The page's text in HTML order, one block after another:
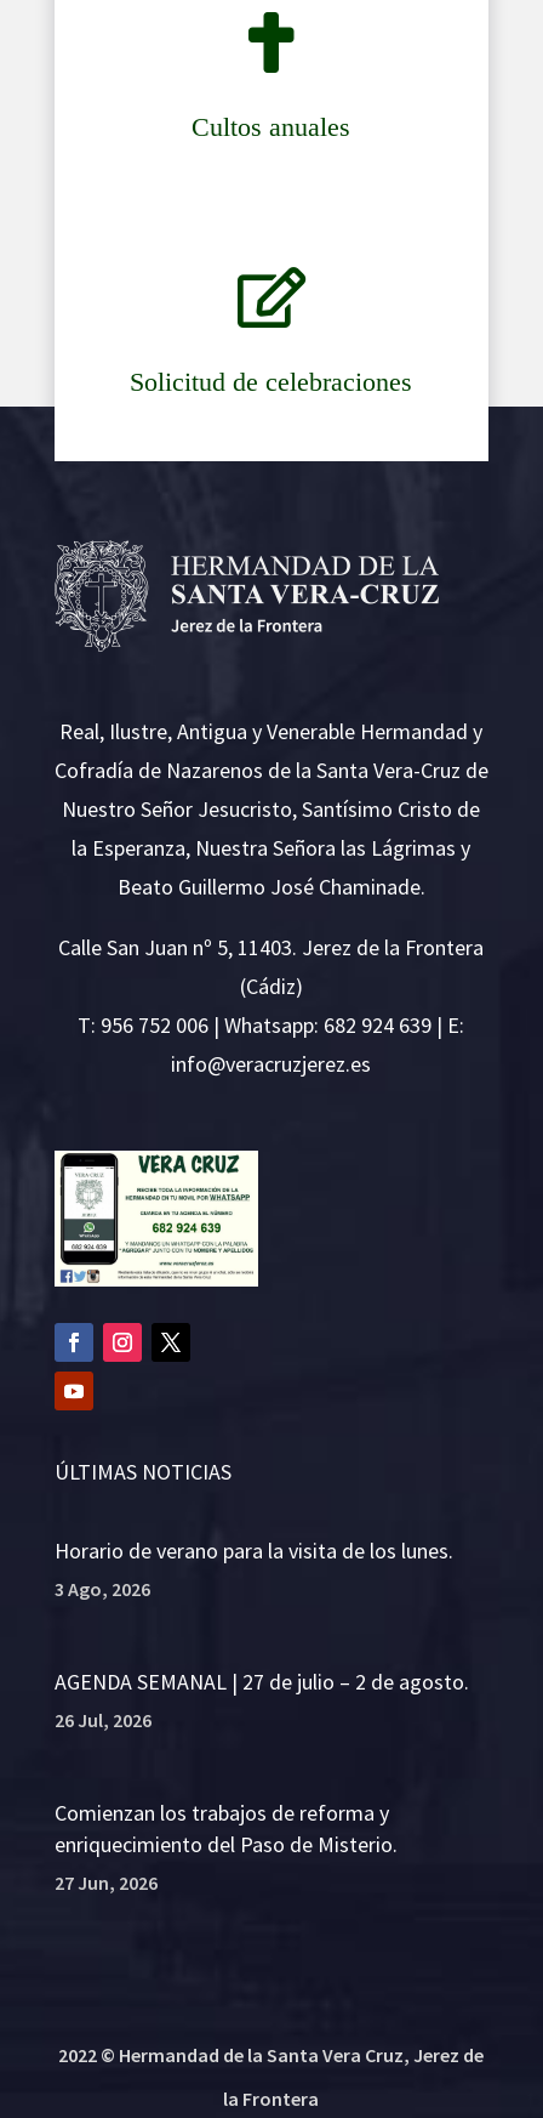

Cultos anuales

Solicitud de celebraciones
Real, Ilustre, Antigua y Venerable Hermandad y
Cofradía de Nazarenos de la Santa Vera-Cruz de
Nuestro Señor Jesucristo, Santísimo Cristo de
la Esperanza, Nuestra Señora las Lágrimas y
Beato Guillermo José Chaminade.
Calle San Juan nº 5, 11403. Jerez de la Frontera
(Cádiz)
T: 956 752 006 | Whatsapp: 682 924 639 | E:
se.ze
rejzu
rcare
v@ofn
i
ÚLTIMAS NOTICIAS
Horario de verano para la visita de los lunes.
3 Ago, 2026
AGENDA SEMANAL | 27 de julio – 2 de agosto.
26 Jul, 2026
Comienzan los trabajos de reforma y
enriquecimiento del Paso de Misterio.
27 Jun, 2026
2022 © Hermandad de la Santa Vera Cruz, Jerez de
la Frontera